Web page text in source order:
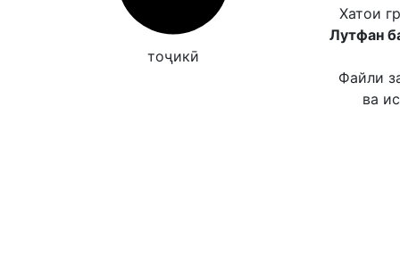
тоҷикӣ
Хатои
Лутфан
Файли
ва